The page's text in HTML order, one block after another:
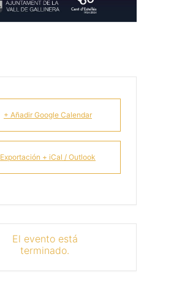
+ Añadir Google Calendar
Exportación + iCal / Outlook
El evento está
terminado.